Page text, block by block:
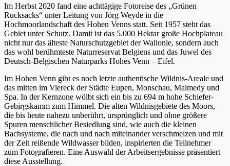
Im Herbst 2020 fand eine achttägige Fotoreise des „Grünen
Rucksacks“ unter Leitung von Jörg Weyde in die
Hochmoorlandschaft des Hohen Venns statt. Seit 1957 steht das
Gebiet unter Schutz. Damit ist das 5.000 Hektar große Hochplateau
nicht nur das älteste Naturschutzgebiet der Wallonie, sondern auch
das wohl berühmteste Naturreservat Belgiens und das Juwel des
Deutsch-Belgischen Naturparks Hohes Venn – Eifel.
Im Hohen Venn gibt es noch letzte authentische Wildnis-Areale und
das mitten im Viereck der Städte Eupen, Monschau, Malmedy und
Spa. In der Kernzone wölbt sich ein bis zu 694 m hohe Schiefer-
Gebirgskamm zum Himmel. Die alten Wildnisgebiete des Moors,
die bis heute nahezu unberührt, ursprünglich und ohne größere
Spuren menschlicher Besiedlung sind, wie auch die kleinen
Bachsysteme, die nach und nach miteinander verschmelzen und mit
der Zeit reißende Wildwasser bilden, inspirierten die Teilnehmer
zum Fotografieren. Eine Auswahl der Arbeitsergebnisse präsentiert
diese Ausstellung.